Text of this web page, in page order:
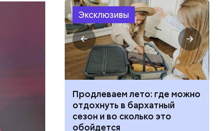
Эксклюзивы
себя при
и что
Продлеваем лето: где можно
отдохнуть в бархатный
сезон и во сколько это
обойдется